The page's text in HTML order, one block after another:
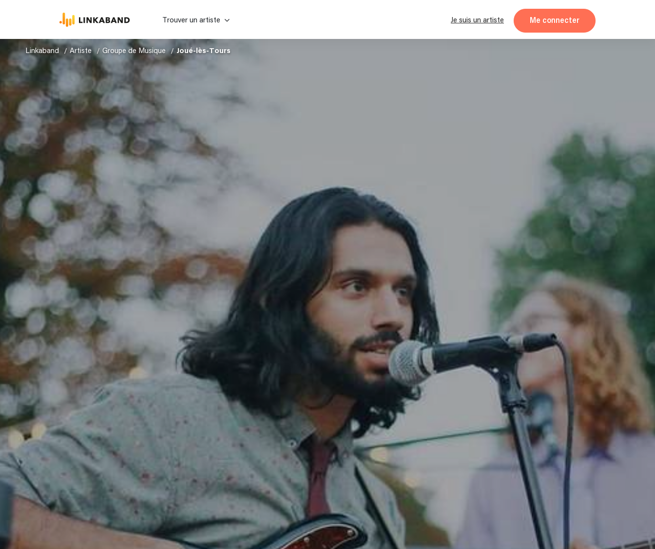
Trouver un artiste Je suis un artiste Me connecter
Linkaband Artiste Groupe de Musique Joué-lès-Tours